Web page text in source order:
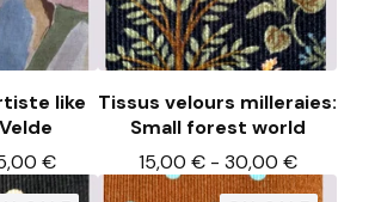
like
€
Tissus velours milleraies:
Small forest world
15,00 €- 30,00 €